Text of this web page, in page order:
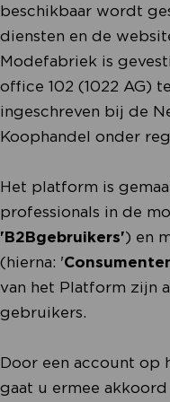
beschikbaar wordt
diensten en de
Modefabriek is
office 102 (1022 AG)
ingeschreven bij de
Koophandel onder
Het platform is
professionals in de
'B2Bgebruikers') en
(hierna: '
van het Platform zijn
gebruikers.
Door een account op
gaat u ermee